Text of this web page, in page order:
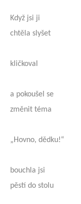
Když jsi ji
chtěla slyšet
kličkoval
a pokoušel se
změnit téma
„Hovno, dědku!“
bouchla jsi
pěstí do stolu